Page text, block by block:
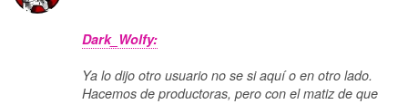
Dark_Wolfy:
Ya lo dijo otro usuario no se si aquí o en otro lado.
Hacemos de productoras, pero con el matiz de que